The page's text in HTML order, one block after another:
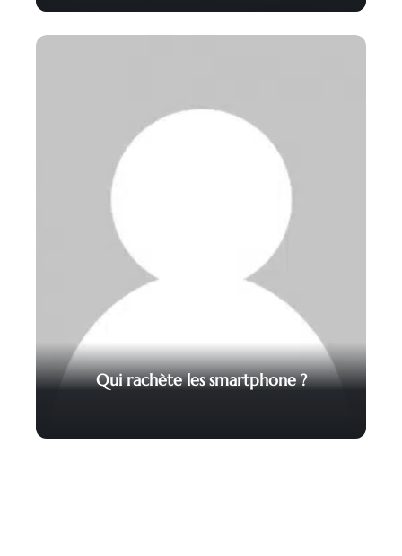
Qui rachète les smartphone ?